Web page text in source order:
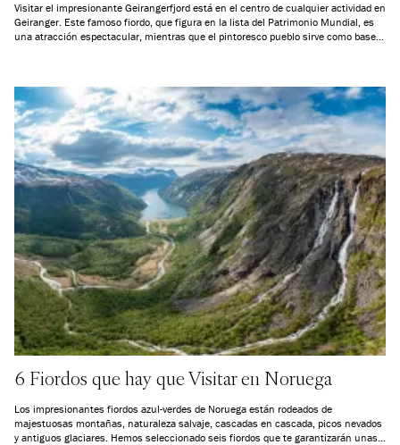
Visitar el impresionante Geirangerfjord está en el centro de cualquier actividad en
Geiranger. Este famoso fiordo, que figura en la lista del Patrimonio Mundial, es
una atracción espectacular, mientras que el pintoresco pueblo sirve como base
6 Fiordos que hay que Visitar en Noruega
Los impresionantes fiordos azul-verdes de Noruega están rodeados de
majestuosas montañas, naturaleza salvaje, cascadas en cascada, picos nevados
y antiguos glaciares. Hemos seleccionado seis fiordos que te garantizarán unas